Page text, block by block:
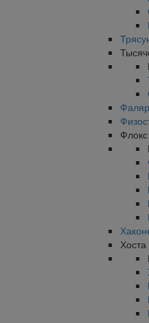
Флокс
Хоста